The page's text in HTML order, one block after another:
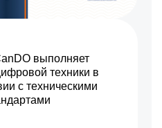
выполняет
техники в
с техническими